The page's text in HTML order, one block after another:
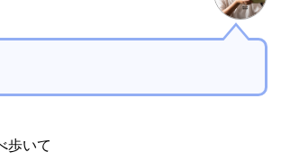
歩いて